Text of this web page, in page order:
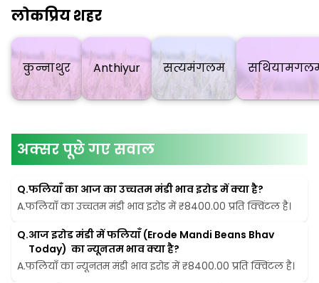
लोकप्रिय शहर
कुन्नाथुर Anthiyur सत्यमंगलम
अक्सर पूछे गए सवाल
Q.फलियाँ का आज का उच्चतम मंडी भाव इरोड में क्या है?
A.फलियाँ का उच्चतम मंडी भाव इरोड में ₹8400.00 प्रति क्विंटल है।
Q.आज इरोड मंडी में फलियाँ (Erode Mandi Beans Bhav
Today)  का न्यूनतम भाव क्या है?
A.फलियाँ का न्यूनतम मंडी भाव इरोड में ₹8400.00 प्रति क्विंटल है।